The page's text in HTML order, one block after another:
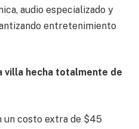
audio especializado y
entretenimiento
villa hecha totalmente de
un costo extra de $45